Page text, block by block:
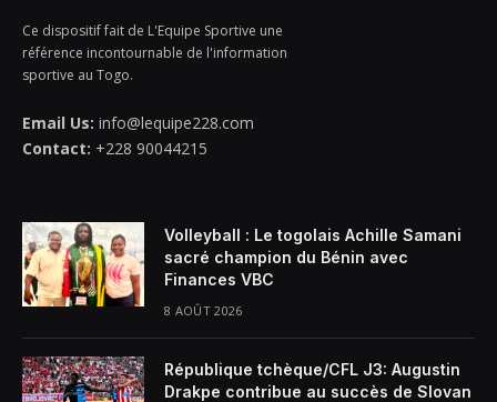
Ce dispositif fait de L'Equipe Sportive une
référence incontournable de l'information
sportive au Togo.
Email Us: info@lequipe228.com
Contact: +228 90044215
Volleyball : Le togolais Achille Samani
sacré champion du Bénin avec
Finances VBC
8 AOÛT 2026
République tchèque/CFL J3: Augustin
Drakpe contribue au succès de Slovan